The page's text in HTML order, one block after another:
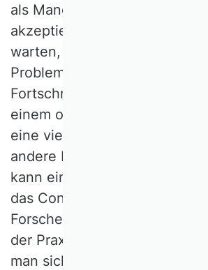
als Mangel betrachten. Auf
akzeptierte theoretische
warten, ließe aber die Praxis
Problemen allein und bremste
Fortschritt. Und vielleicht
einem originären
eine viel zu restriktive
andere
kann eine solche wirklich
das Controlling also
Forscher sowie Studierende
der Praxis hilft, Probleme zu
man sich über seinen